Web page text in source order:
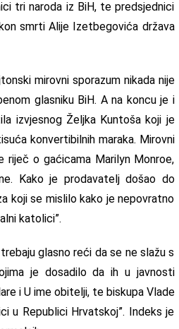
tri naroda iz BiH, te predsjednici
smrti Alije Izetbegovića država
mirovni sporazum nikada nije
glasniku BiH. A na koncu je i
izvjesnog Željka Kuntoša koji je
konvertibilnih maraka. Mirovni
o gaćicama Marilyn Monroe,
Kako je prodavatelj došao do
koji se mislilo kako je nepovratno
katolici”.
glasno reći da se ne slažu s
je dosadilo da ih u javnosti
i U ime obitelji, te biskupa Vlade
u Republici Hrvatskoj”. Indeks je